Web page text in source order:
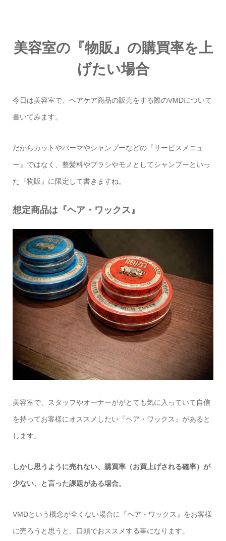
美容室の『物販』の購買率を上
げたい場合
今日は美容室で、ヘアケア商品の販売をする際のVMDについて
書いてみます。
だからカットやパーマやシャンプーなどの『サービスメニュ
ー』ではなく、整髪料やブラシやモノとしてシャンプーといっ
た『物販』に限定して書きますね。
想定商品は『ヘア・ワックス』
美容室で、スタッフやオーナーががとても気に入っていて自信
を持ってお客様にオススメしたい『ヘア・ワックス』があると
します。
しかし思うように売れない、購買率（お買上げされる確率）が
少ない、と言った課題がある場合。
VMDという概念が全くない場合に『ヘア・ワックス』をお客様
に売ろうと思うと、口頭でおススメする事になります。